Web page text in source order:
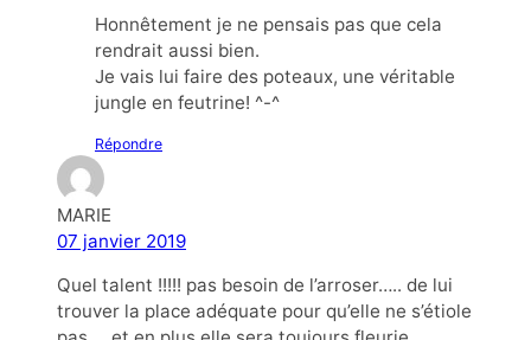
Honnêtement je ne pensais pas que cela
rendrait aussi bien.
Je vais lui faire des poteaux, une véritable
jungle en feutrine! ^-^
Répondre
MARIE
07 janvier 2019
Quel talent !!!!! pas besoin de l’arroser….. de lui
trouver la place adéquate pour qu’elle ne s’étiole